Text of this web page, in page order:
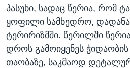
პასუხი, სადაც წერია, რომ
ყოფილი სამხედრო,
ტერირიზმში. წერილში
დროს გამოიყენეს
თაობაზე, საკმაოდ